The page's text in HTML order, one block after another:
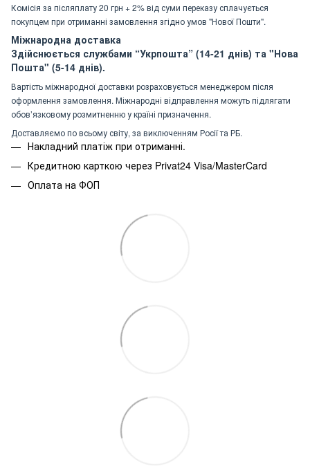
Комісія за післяплату 20 грн + 2% від суми переказу сплачується
покупцем при отриманні замовлення згідно умов "Нової Пошти".
Міжнародна доставка
Здійснюється службами “Укрпошта” (14-21 днів) та "Нова
Пошта" (5-14 днів).
Вартість міжнародної доставки розраховується менеджером після
оформлення замовлення. Міжнародні відправлення можуть підлягати
обов’язковому розмитненню у країні призначення.
Доставляємо по всьому світу, за виключенням Росії та РБ.
Накладний платіж при отриманні.
Кредитною карткою через Privat24 Visa/MasterCard
Оплата на ФОП